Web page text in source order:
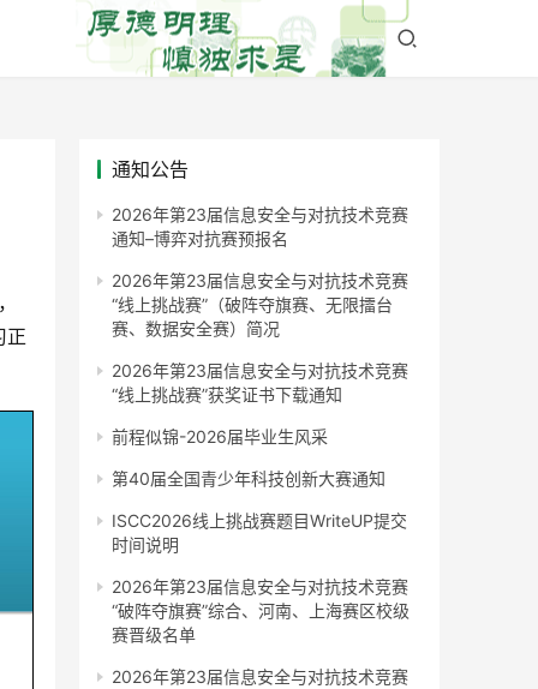
正
通知公告
2026年第23届信息安全与对抗技术竞赛
通知–博弈对抗赛预报名
2026年第23届信息安全与对抗技术竞赛
“线上挑战赛”（破阵夺旗赛、无限擂台
赛、数据安全赛）简况
2026年第23届信息安全与对抗技术竞赛
“线上挑战赛”获奖证书下载通知
前程似锦-2026届毕业生风采
第40届全国青少年科技创新大赛通知
ISCC2026线上挑战赛题目WriteUP提交
时间说明
2026年第23届信息安全与对抗技术竞赛
“破阵夺旗赛”综合、河南、上海赛区校级
赛晋级名单
2026年第23届信息安全与对抗技术竞赛